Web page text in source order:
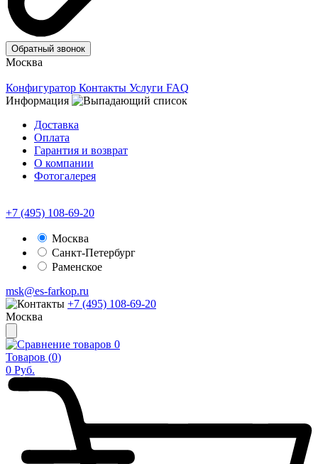
Обратный звонок
Москва
Конфигуратор Контакты Услуги FAQ
Информация
Доставка
Оплата
Гарантия и возврат
О компании
Фотогалерея
+7 (495) 108-69-20
Москва
Санкт-Петербург
Раменское
msk@es-farkop.ru
+7 (495) 108-69-20
Москва
0
Товаров (0)
0 Руб.